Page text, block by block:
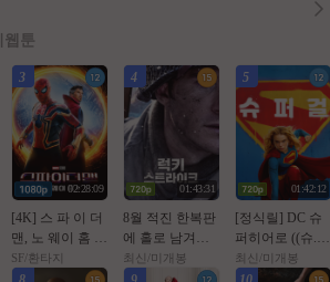
웹툰
3
02:28:09
[4K] 스 파 이 더
맨, 노 웨이 홈 (2
021년 작품)
SF/환타지
4
01:43:31
8월 적진 한복판
에 홀로 남겨진
미군 병사 [ 럭키
스트라Ol크 ] 108
최신/미개봉
5
01:42:12
[정식릴] DC 슈
퍼히어로 ((슈.
퍼.걸)) 1080p 5.1
공식자막
최신/미개봉